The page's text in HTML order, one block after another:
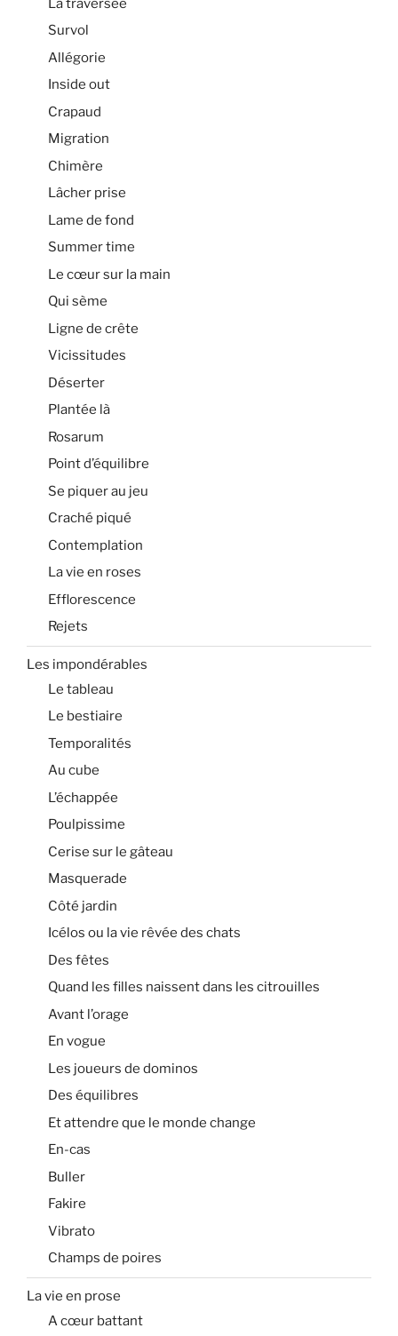
Survol
Allégorie
Inside out
Crapaud
Migration
Chimère
Lâcher prise
Lame de fond
Summer time
Le cœur sur la main
Qui sème
Ligne de crête
Vicissitudes
Déserter
Plantée là
Rosarum
Point d’équilibre
Se piquer au jeu
Craché piqué
Contemplation
La vie en roses
Efflorescence
Rejets
Les impondérables
Le tableau
Le bestiaire
Temporalités
Au cube
L’échappée
Poulpissime
Cerise sur le gâteau
Masquerade
Côté jardin
Icélos ou la vie rêvée des chats
Des fêtes
Quand les filles naissent dans les citrouilles
Avant l’orage
En vogue
Les joueurs de dominos
Des équilibres
Et attendre que le monde change
En-cas
Buller
Fakire
Vibrato
Champs de poires
La vie en prose
A cœur battant